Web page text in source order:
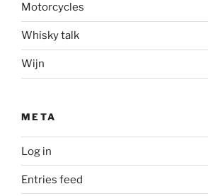
Motorcycles
Whisky talk
Wijn
META
Log in
Entries feed